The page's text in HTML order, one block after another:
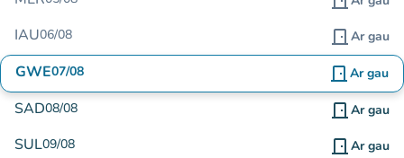
IAU06/08 door_front Ar gau
GWE07/08 door_front Ar gau
SAD08/08 door_front Ar gau
SUL09/08 door_front Ar gau